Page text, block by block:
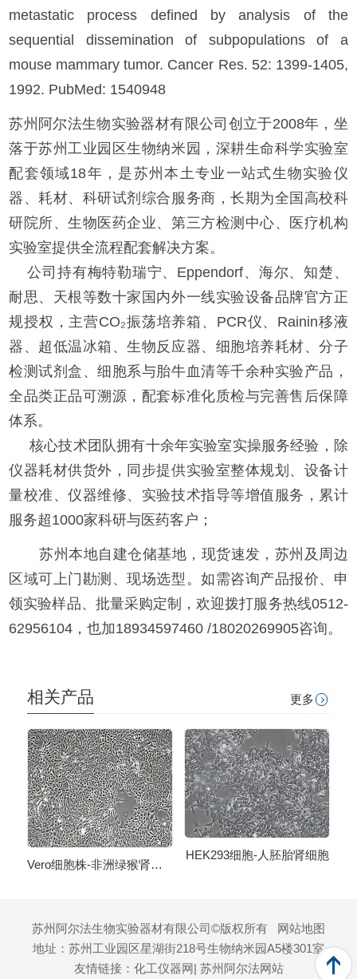
metastatic process defined by analysis of the
sequential dissemination of subpopulations of a
mouse mammary tumor. Cancer Res. 52: 1399-1405,
1992. PubMed: 1540948
苏州阿尔法生物实验器材有限公司创立于2008年，坐
落于苏州工业园区生物纳米园，深耕生命科学实验室
配套领域18年，是苏州本土专业一站式生物实验仪
器、耗材、科研试剂综合服务商，长期为全国高校科
研院所、生物医药企业、第三方检测中心、医疗机构
实验室提供全流程配套解决方案。
公司持有梅特勒瑞宁、Eppendorf、海尔、知楚、
耐思、天根等数十家国内外一线实验设备品牌官方正
规授权，主营CO₂振荡培养箱、PCR仪、Rainin移液
器、超低温冰箱、生物反应器、细胞培养耗材、分子
检测试剂盒、细胞系与胎牛血清等千余种实验产品，
全品类正品可溯源，配套标准化质检与完善售后保障
体系。
核心技术团队拥有十余年实验室实操服务经验，除
仪器耗材供货外，同步提供实验室整体规划、设备计
量校准、仪器维修、实验技术指导等增值服务，累计
服务超1000家科研与医药客户；
苏州本地自建仓储基地，现货速发，苏州及周边
区域可上门勘测、现场选型。如需咨询产品报价、申
领实验样品、批量采购定制，欢迎拨打服务热线0512-
62956104，也加18934597460 /18020269905咨询。
相关产品 更多
Vero细胞株​-非洲绿猴肾细胞​
HEK293​细胞-人胚胎肾细胞​
苏州阿尔法生物实验器材有限公司©版权所有
网站地图
地址：苏州工业园区星湖街218号生物纳米园A5楼301室
友情链接： 化工仪器网| 苏州阿尔法网站